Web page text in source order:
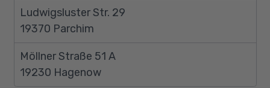
Ludwigsluster Str. 29
19370 Parchim
Möllner Straße 51 A
19230 Hagenow